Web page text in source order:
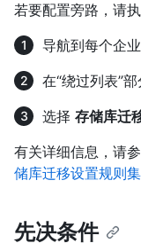
若要配置旁路，请
导航到每个企
在“绕过列表”
选择 存储库迁
有关详细信息，请
储库迁移设置规则
先决条件